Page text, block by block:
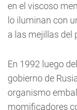
en el viscoso
lo iluminan con
a las mejillas del
En 1992 luego
gobierno de
organismo
momificadores